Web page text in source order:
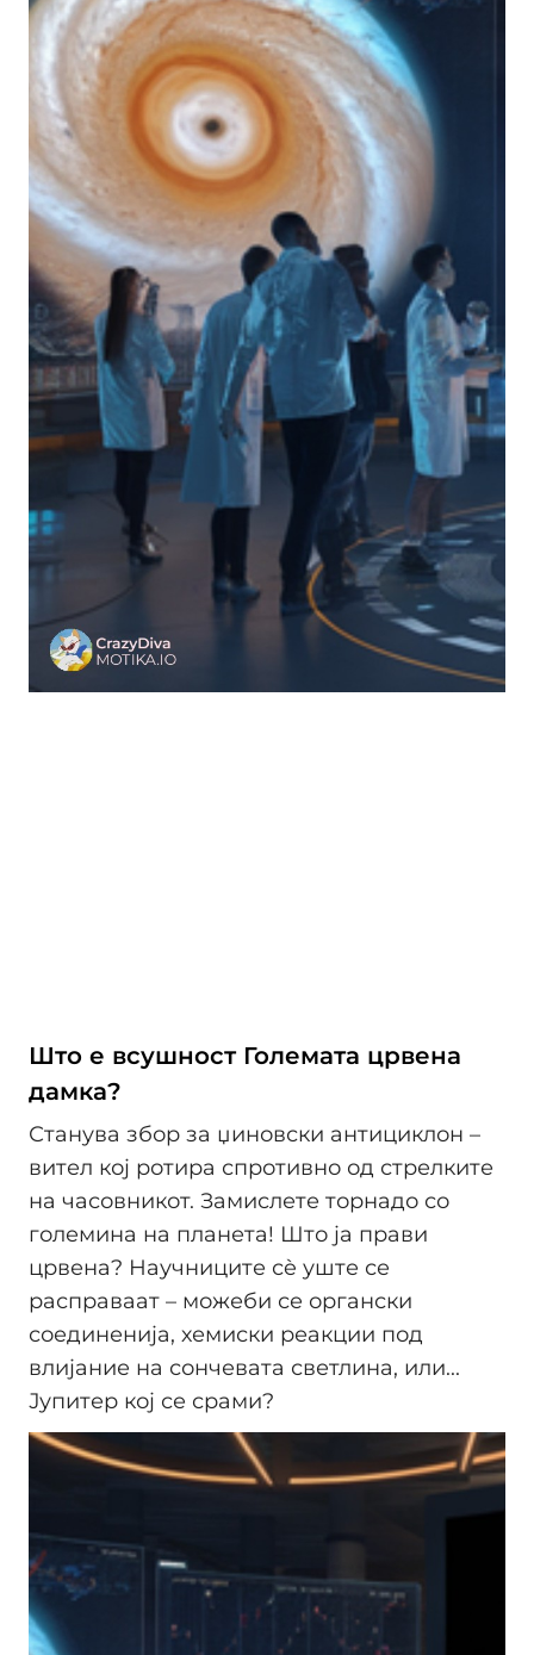
Што е всушност Големата црвена
дамка?
Станува збор за џиновски антициклон –
вител кој ротира спротивно од стрелките
на часовникот. Замислете торнадо со
големина на планета! Што ја прави
црвена? Научниците сè уште се
расправаат – можеби се органски
соединенија, хемиски реакции под
влијание на сончевата светлина, или...
Јупитер кој се срами?